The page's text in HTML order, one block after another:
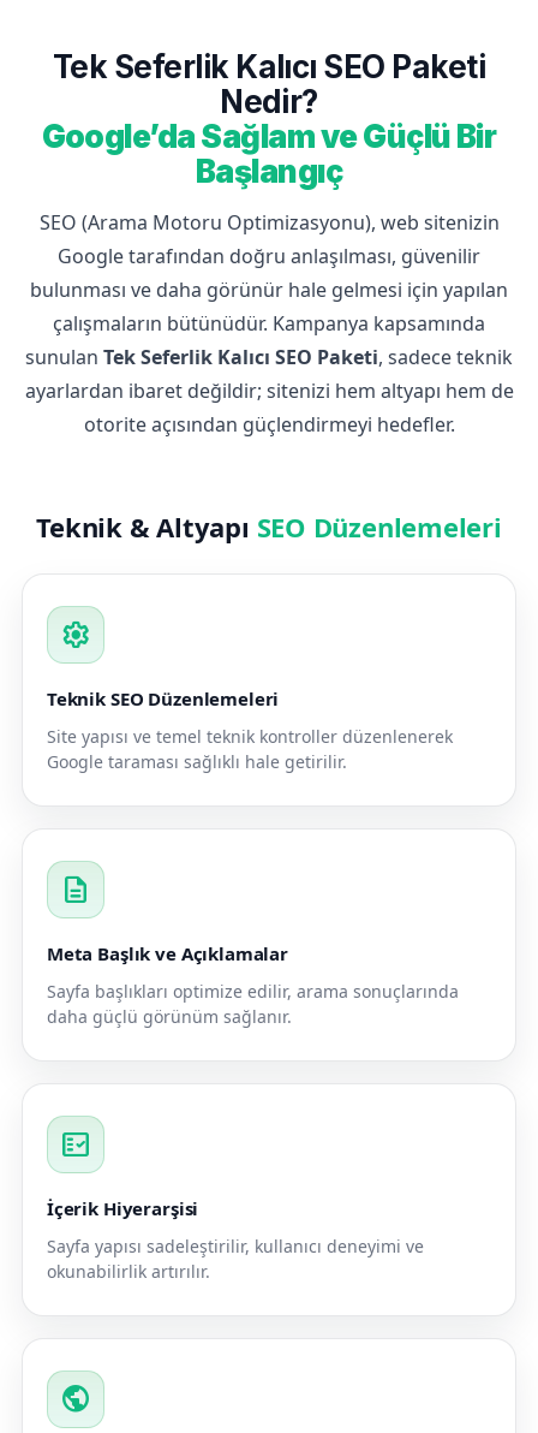
Tek Seferlik Kalıcı SEO Paketi
Nedir?
Google’da Sağlam ve Güçlü Bir
Başlangıç
SEO (Arama Motoru Optimizasyonu), web sitenizin
Google tarafından doğru anlaşılması, güvenilir
bulunması ve daha görünür hale gelmesi için yapılan
çalışmaların bütünüdür. Kampanya kapsamında
sunulan Tek Seferlik Kalıcı SEO Paketi, sadece teknik
ayarlardan ibaret değildir; sitenizi hem altyapı hem de
otorite açısından güçlendirmeyi hedefler.
Teknik & Altyapı SEO Düzenlemeleri
settings
Teknik SEO Düzenlemeleri
Site yapısı ve temel teknik kontroller düzenlenerek
Google taraması sağlıklı hale getirilir.
description
Meta Başlık ve Açıklamalar
Sayfa başlıkları optimize edilir, arama sonuçlarında
daha güçlü görünüm sağlanır.
fact_check
İçerik Hiyerarşisi
Sayfa yapısı sadeleştirilir, kullanıcı deneyimi ve
okunabilirlik artırılır.
public